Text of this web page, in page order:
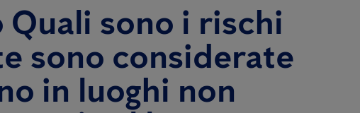
sono i rischi
sono considerate
in luoghi non